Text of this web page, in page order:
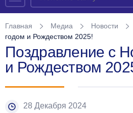
Главная Медиа Новости
годом и Рождеством 2025!
Поздравление с
и Рождеством
28 Декабря 2024